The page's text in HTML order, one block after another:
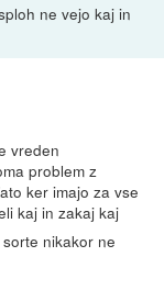
ne vejo kaj in
vreden
problem z
ker imajo za vse
kaj in zakaj kaj
nikakor ne